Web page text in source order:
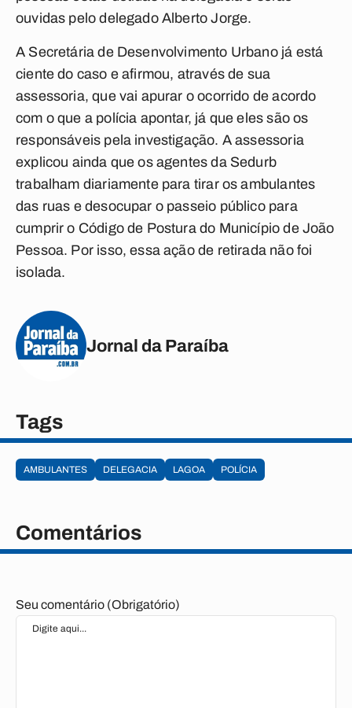
ouvidas pelo delegado Alberto Jorge.
A Secretária de Desenvolvimento Urbano já está
ciente do caso e afirmou, através de sua
assessoria, que vai apurar o ocorrido de acordo
com o que a polícia apontar, já que eles são os
responsáveis pela investigação. A assessoria
explicou ainda que os agentes da Sedurb
trabalham diariamente para tirar os ambulantes
das ruas e desocupar o passeio público para
cumprir o Código de Postura do Município de João
Pessoa. Por isso, essa ação de retirada não foi
isolada.
Jornal da Paraíba
Tags
AMBULANTES DELEGACIA LAGOA POLÍCIA
Comentários
Seu comentário (Obrigatório)